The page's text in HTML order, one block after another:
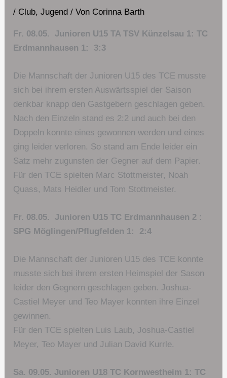
/ Club,Jugend / Von Corinna Barth
Fr. 08.05. Junioren U15 TA TSV Künzelsau 1: TC
Erdmannhausen 1: 3:3
Die Mannschaft der Junioren U15 des TCE musste
sich bei ihrem ersten Auswärtsspiel der Saison
denkbar knapp den Gastgebern geschlagen geben.
Nach den Einzeln stand es 2:2 und auch bei den
Doppeln konnte eines gewonnen werden und eines
ging leider verloren. So stand am Ende leider ein
Satz mehr zugunsten der Gegner auf dem Papier.
Für den TCE spielten Marc Stottmeister, Noah
Quass, Mats Heidler und Tom Stottmeister.
Fr. 08.05. Junioren U15 TC Erdmannhausen 2 :
SPG Möglingen/Pflugfelden 1: 2:4
Die Mannschaft der Junioren U15 des TCE konnte
musste sich bei ihrem ersten Heimspiel der Sason
leider den Gegnern geschlagen geben. Joshua-
Castiel Meyer und Teo Mayer konnten ihre Einzel
gewinnen.
Für den TCE spielten Luis Laub, Joshua-Castiel
Meyer, Teo Mayer und Julian David Kurrle.
Sa. 09.05. Junioren U18 TC Kornwestheim 1: TC